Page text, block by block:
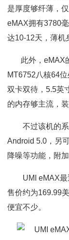
是厚度够纤薄，
eMAX拥有3780
达10-12天，薄机
此外，eMAX
MT6752八核64
双卡双待，5.5英
的内存够主流，
不过该机的
Android 5.0，另
降噪等功能，附
UMI eMAX最
售价约为169.99
便宜不少。